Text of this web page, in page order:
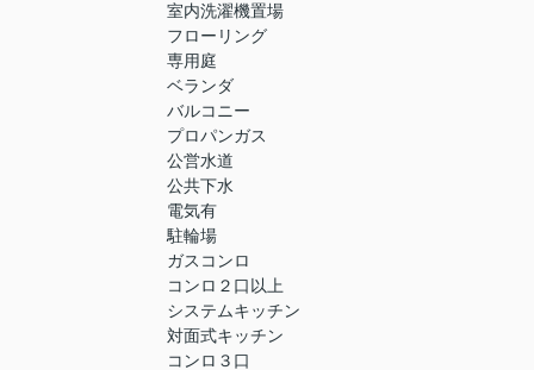
室内洗濯機置場
フローリング
専用庭
ベランダ
バルコニー
プロパンガス
公営水道
公共下水
電気有
駐輪場
ガスコンロ
コンロ２口以上
システムキッチン
対面式キッチン
コンロ３口